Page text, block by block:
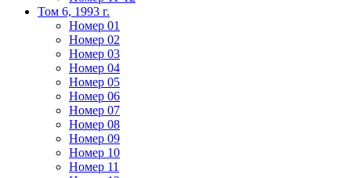
Том 6, 1993 г.
Номер 01
Номер 02
Номер 03
Номер 04
Номер 05
Номер 06
Номер 07
Номер 08
Номер 09
Номер 10
Номер 11